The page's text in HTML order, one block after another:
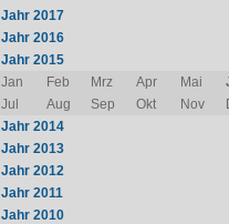
Jahr 2017
Jahr 2016
Jahr 2015
Jan
Feb Mrz Apr Mai
Jul
Aug Sep Okt Nov
Jahr 2014
Jahr 2013
Jahr 2012
Jahr 2011
Jahr 2010